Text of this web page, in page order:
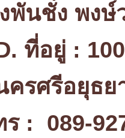
พันชั่ง พงษ์
ที่อยู่ :
ครศรีอยุ
ร : 089-